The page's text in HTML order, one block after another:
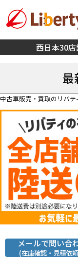
西日本30
最
中古車販売・買取のリバテ
メールで問い合
(在庫確認・見積依